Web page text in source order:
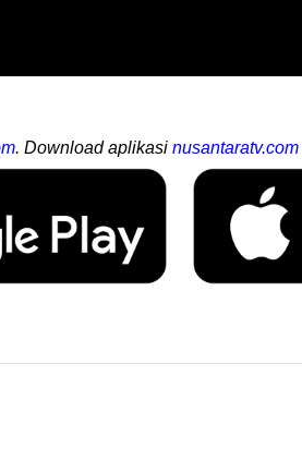
. Download aplikasi nusantaratv.com